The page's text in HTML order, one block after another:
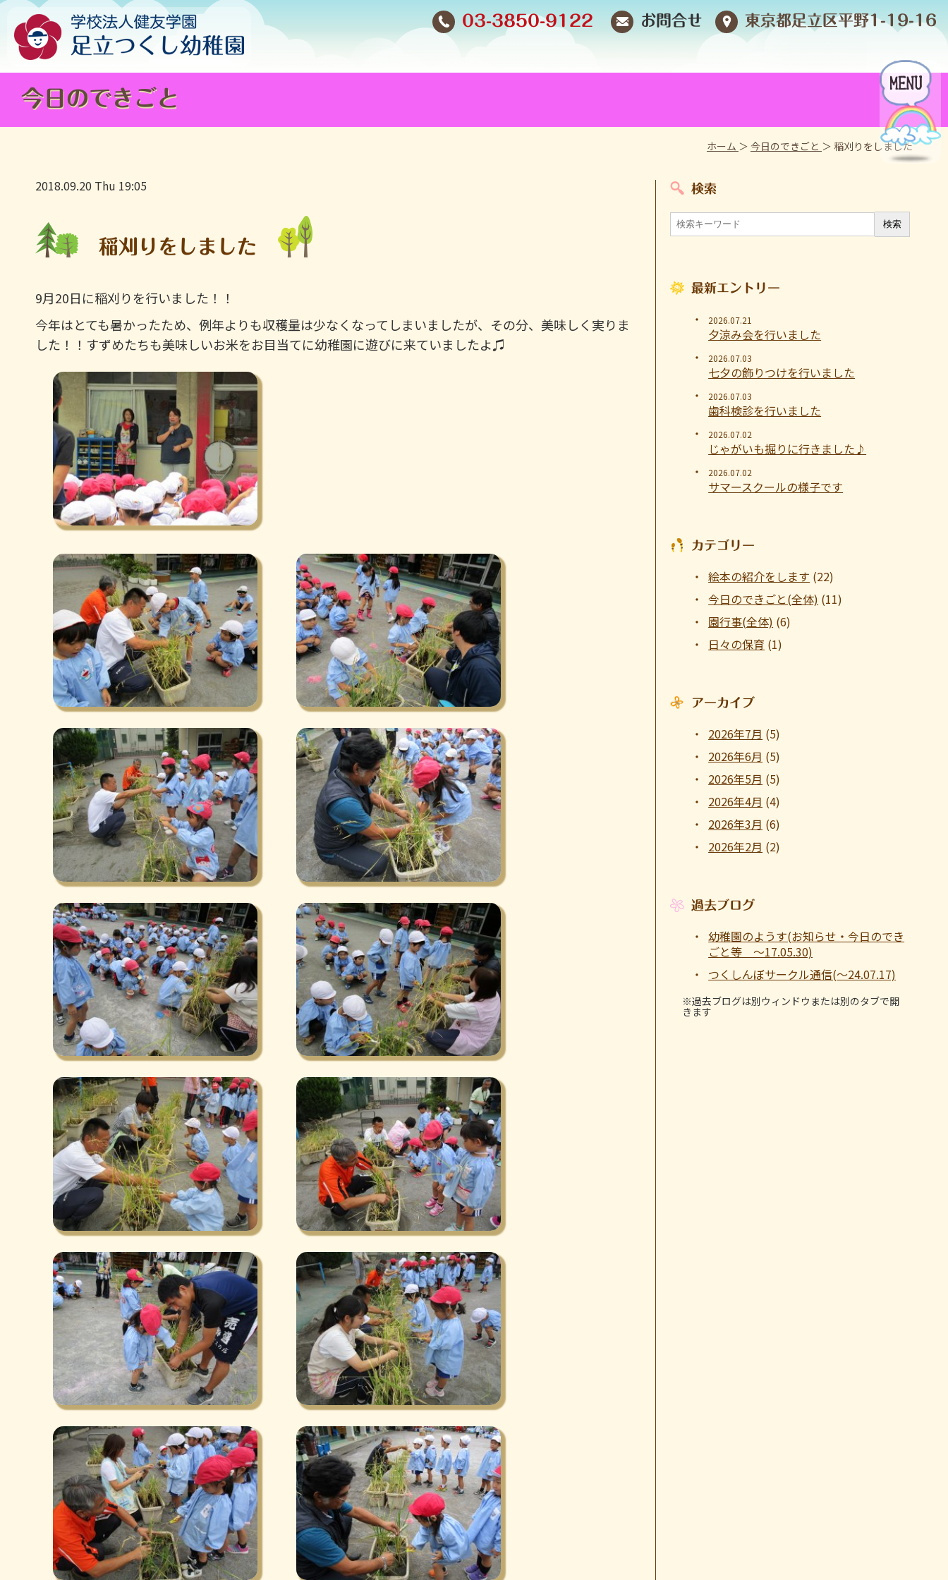
03-3850-9122 お問合せ 東京都足立区平野1-19-16
今日のできごと
ホーム ＞ 今日のできごと ＞ 稲刈りをしました
2018.09.20 Thu 19:05
稲刈りをしました
9月20日に稲刈りを行いました！！
今年はとても暑かったため、例年よりも収穫量は少なくなってしまいましたが、その分、美味しく実りま
した！！すずめたちも美味しいお米をお目当てに幼稚園に遊びに来ていましたよ♫
検索
最新エントリー
2026.07.21
夕涼み会を行いました
2026.07.03
七夕の飾りつけを行いました
2026.07.03
歯科検診を行いました
2026.07.02
じゃがいも掘りに行きました♪
2026.07.02
サマースクールの様子です
カテゴリー
絵本の紹介をします (22)
今日のできごと(全体) (11)
園行事(全体) (6)
日々の保育 (1)
アーカイブ
2026年7月 (5)
2026年6月 (5)
2026年5月 (5)
2026年4月 (4)
2026年3月 (6)
2026年2月 (2)
過去ブログ
幼稚園のようす(お知らせ・今日のでき
ごと等 ～17.05.30)
つくしんぼサークル通信(～24.07.17)
※過去ブログは別ウィンドウまたは別のタブで開
きます